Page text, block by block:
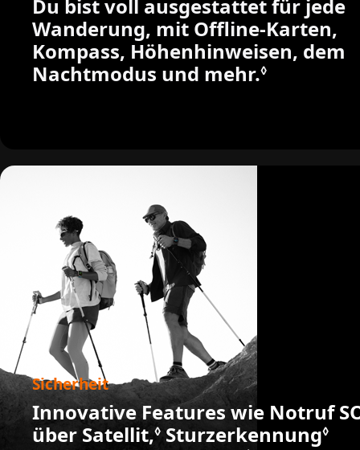
Du bist voll ausgestattet für jede
Wanderung, mit Offline-Karten,
Kompass, Höhenhinweisen, dem
Nachtmodus und mehr.◊
Sicherheit
Innovative Features wie Notruf
über Satellit,◊ Siehe rechtliche
Sturzerkennung◊